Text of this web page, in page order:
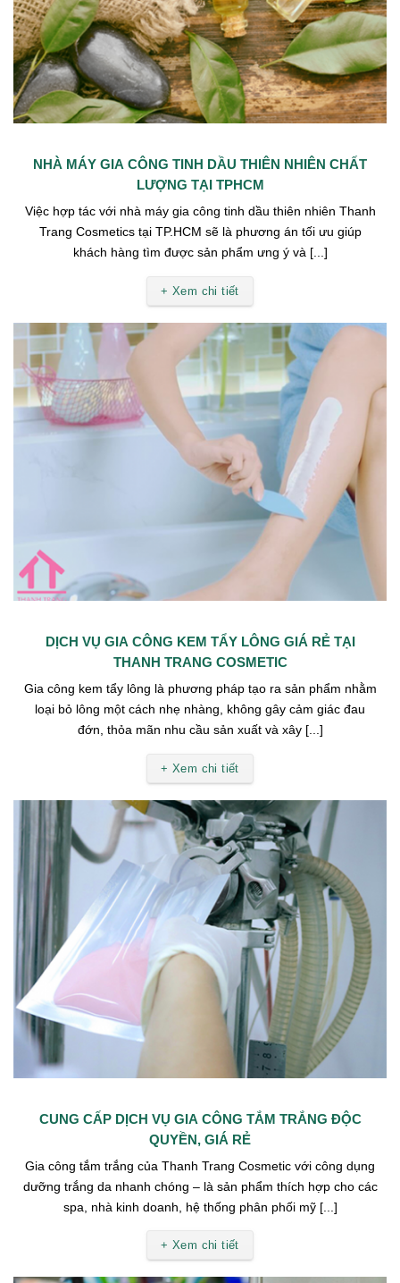
NHÀ MÁY GIA CÔNG TINH DẦU THIÊN NHIÊN CHẤT
LƯỢNG TẠI TPHCM
Việc hợp tác với nhà máy gia công tinh dầu thiên nhiên Thanh
Trang Cosmetics tại TP.HCM sẽ là phương án tối ưu giúp
khách hàng tìm được sản phẩm ưng ý và [...]
+ Xem chi tiết
DỊCH VỤ GIA CÔNG KEM TẨY LÔNG GIÁ RẺ TẠI
THANH TRANG COSMETIC
Gia công kem tẩy lông là phương pháp tạo ra sản phẩm nhằm
loại bỏ lông một cách nhẹ nhàng, không gây cảm giác đau
đớn, thỏa mãn nhu cầu sản xuất và xây [...]
+ Xem chi tiết
CUNG CẤP DỊCH VỤ GIA CÔNG TẮM TRẮNG ĐỘC
QUYỀN, GIÁ RẺ
Gia công tắm trắng của Thanh Trang Cosmetic với công dụng
dưỡng trắng da nhanh chóng – là sản phẩm thích hợp cho các
spa, nhà kinh doanh, hệ thống phân phối mỹ [...]
+ Xem chi tiết